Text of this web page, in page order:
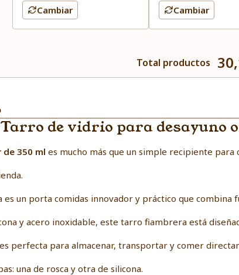
Cambiar Cambiar
Total productos
de vidrio para desayuno
de 350 ml es mucho más que un simple recipiente para
es un porta comidas innovador y práctico que
y acero inoxidable, este tarro fiambrera está
es perfecta para almacenar, transportar y comer
una de rosca y otra de silicona.